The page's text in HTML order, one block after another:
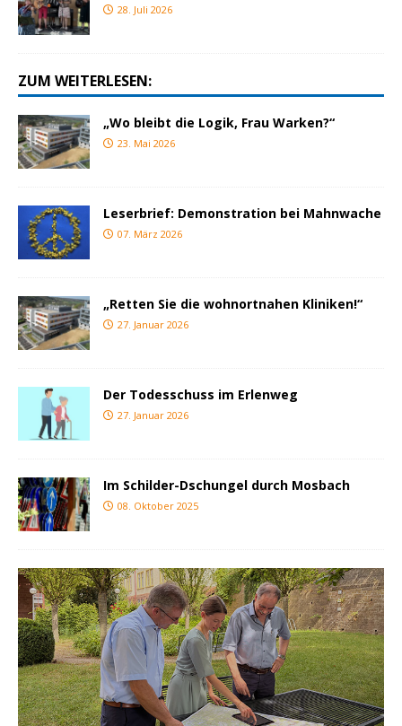
28. Juli 2026
ZUM WEITERLESEN:
„Wo bleibt die Logik, Frau Warken?“
23. Mai 2026
Leserbrief: Demonstration bei Mahnwache
07. März 2026
„Retten Sie die wohnortnahen Kliniken!“
27. Januar 2026
Der Todesschuss im Erlenweg
27. Januar 2026
Im Schilder-Dschungel durch Mosbach
08. Oktober 2025